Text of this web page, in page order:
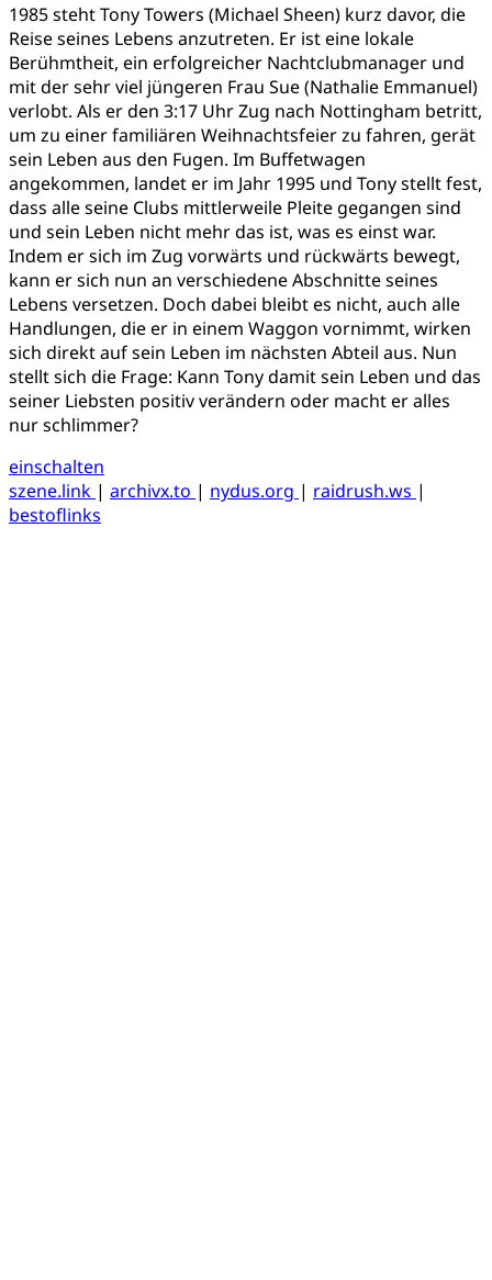
1985 steht Tony Towers (Michael Sheen) kurz davor, die
Reise seines Lebens anzutreten. Er ist eine lokale
Berühmtheit, ein erfolgreicher Nachtclubmanager und
mit der sehr viel jüngeren Frau Sue (Nathalie Emmanuel)
verlobt. Als er den 3:17 Uhr Zug nach Nottingham betritt,
um zu einer familiären Weihnachtsfeier zu fahren, gerät
sein Leben aus den Fugen. Im Buffetwagen
angekommen, landet er im Jahr 1995 und Tony stellt fest,
dass alle seine Clubs mittlerweile Pleite gegangen sind
und sein Leben nicht mehr das ist, was es einst war.
Indem er sich im Zug vorwärts und rückwärts bewegt,
kann er sich nun an verschiedene Abschnitte seines
Lebens versetzen. Doch dabei bleibt es nicht, auch alle
Handlungen, die er in einem Waggon vornimmt, wirken
sich direkt auf sein Leben im nächsten Abteil aus. Nun
stellt sich die Frage: Kann Tony damit sein Leben und das
seiner Liebsten positiv verändern oder macht er alles
nur schlimmer?
einschalten
szene.link | archivx.to | nydus.org | raidrush.ws |
bestoflinks